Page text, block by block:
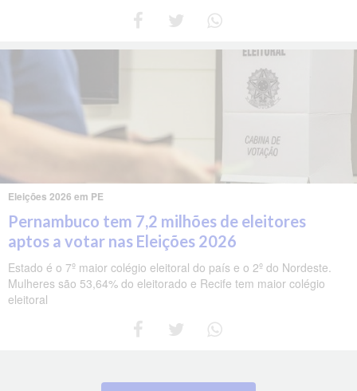
Eleições 2026 em PE
Pernambuco tem 7,2 milhões de eleitores
aptos a votar nas Eleições 2026
Estado é o 7º maior colégio eleitoral do país e o 2º do Nordeste.
Mulheres são 53,64% do eleitorado e Recife tem maior colégio
eleitoral